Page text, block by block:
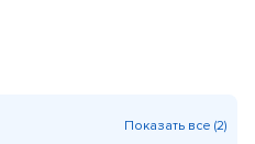
Показать все (2)